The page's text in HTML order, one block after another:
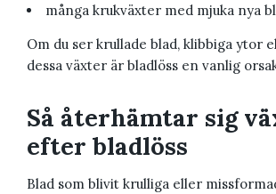
många krukväxter med mjuka nya
Om du ser krullade blad, klibbiga ytor
dessa växter är bladlöss en vanlig
Så återhämtar sig
efter bladlöss
Blad som blivit krulliga eller